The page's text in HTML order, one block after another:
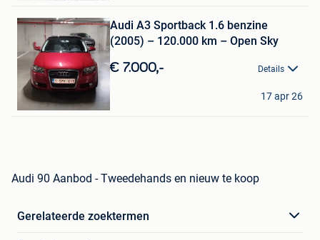
Mijn
FavorietenAudi A3 Sportback 1.6 benzine
(2005) – 120.000 km – Open Sky
€ 7.000,- Details
JulieR
Herentals
17 apr 26
Audi 90 Aanbod - Tweedehands en nieuw te koop
Gerelateerde zoektermen